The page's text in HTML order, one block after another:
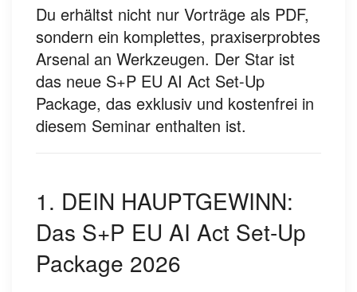
Du erhältst nicht nur Vorträge als PDF,
sondern ein komplettes, praxiserprobtes
Arsenal an Werkzeugen. Der Star ist
das neue S+P EU AI Act Set-Up
Package, das exklusiv und kostenfrei in
diesem Seminar enthalten ist.
1. DEIN HAUPTGEWINN:
Das S+P EU AI Act Set-Up
Package 2026